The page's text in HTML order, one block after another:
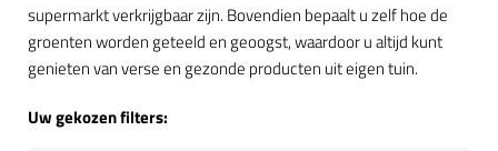
supermarkt verkrijgbaar zijn. Bovendien bepaalt u zelf hoe de
groenten worden geteeld en geoogst, waardoor u altijd kunt
genieten van verse en gezonde producten uit eigen tuin.
Uw gekozen filters: